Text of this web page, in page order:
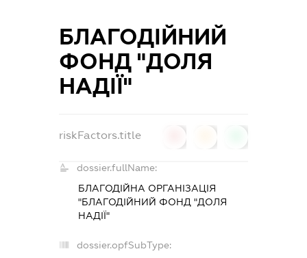
БЛАГОДІЙНИЙ
ФОНД "ДОЛЯ
НАДІЇ"
riskFactors.title
dossier.fullName:
БЛАГОДІЙНА ОРГАНІЗАЦІЯ
"БЛАГОДІЙНИЙ ФОНД "ДОЛЯ
НАДІЇ"
dossier.opfSubType: